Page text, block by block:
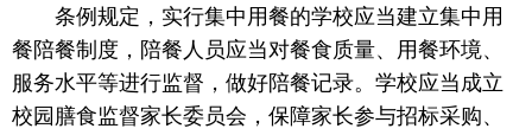
条例规定，实行集中用餐的学校应当建立集中用
餐陪餐制度，陪餐人员应当对餐食质量、用餐环境、
服务水平等进行监督，做好陪餐记录。学校应当成立
校园膳食监督家长委员会，保障家长参与招标采购、